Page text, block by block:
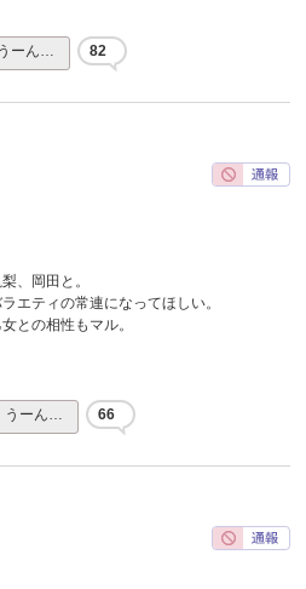
うーん… 82
、岡田と。
エティの常連になってほしい。
との相性もマル。
うーん… 66